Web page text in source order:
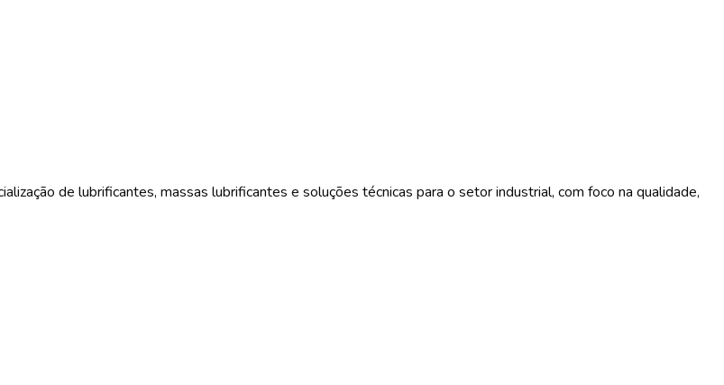
de lubrificantes, massas lubrificantes e soluções técnicas para o setor industrial, com foco na qualidade,